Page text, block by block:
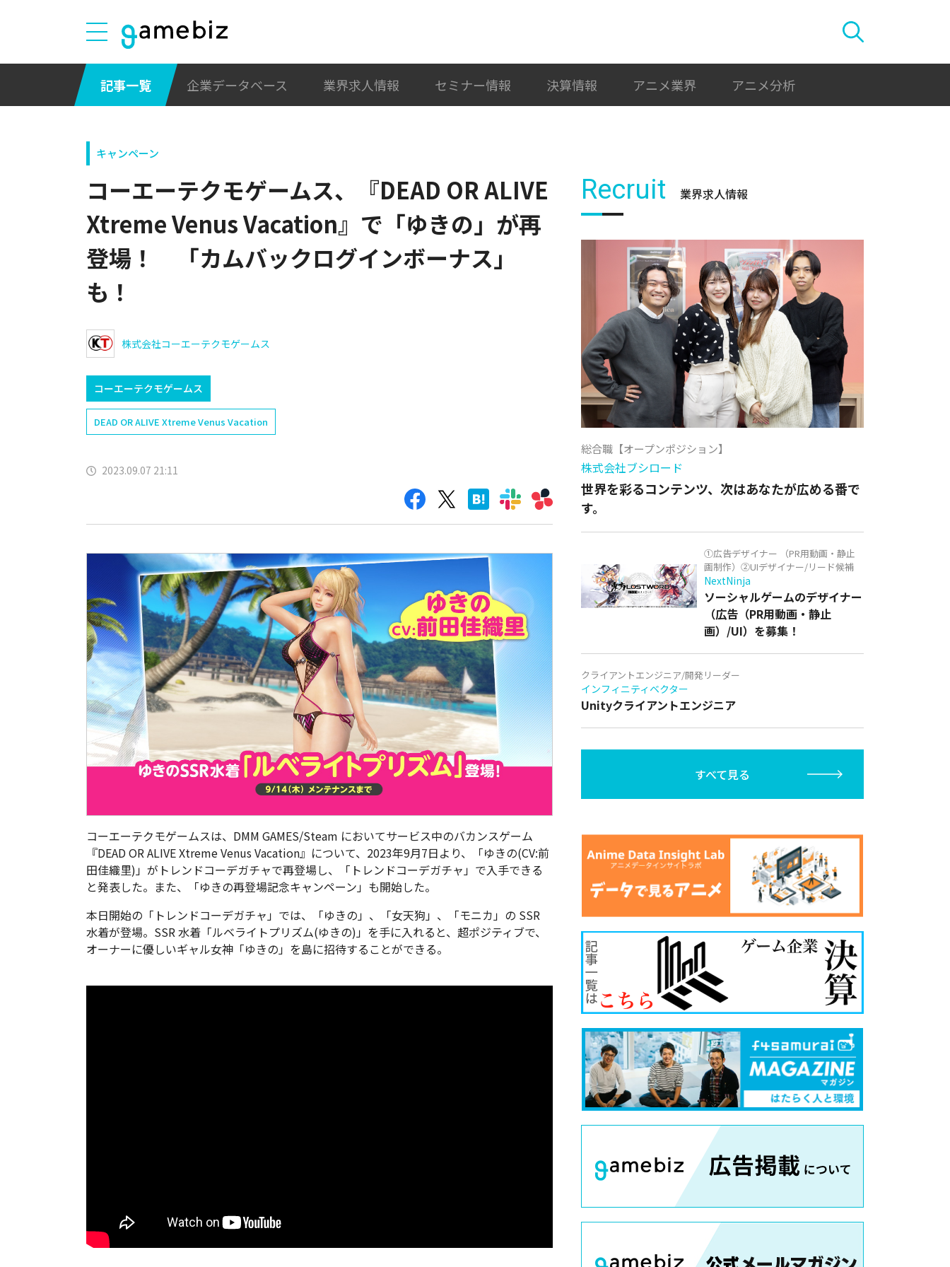
記事一覧 企業データベース 業界求人情報 セミナー情報 決算情報 アニメ業界 アニメ分析
キャンペーン
コーエーテクモゲームス、『DEAD OR ALIVE
Xtreme Venus Vacation』で「ゆきの」が再
登場！ 「カムバックログインボーナス」
も！
株式会社コーエーテクモゲームス
コーエーテクモゲームス
DEAD OR ALIVE Xtreme Venus Vacation
2023.09.07 21:11
コーエーテクモゲームスは、DMM GAMES/Steam においてサービス中のバカンスゲーム
『DEAD OR ALIVE Xtreme Venus Vacation』について、2023年9月7日より、「ゆきの(CV:前
田佳織里)」がトレンドコーデガチャで再登場し、「トレンドコーデガチャ」で入手できる
と発表した。また、「ゆきの再登場記念キャンペーン」も開始した。
本日開始の「トレンドコーデガチャ」では、「ゆきの」、「女天狗」、「モニカ」の SSR
水着が登場。SSR 水着「ルベライトプリズム(ゆきの)」を手に入れると、超ポジティブで、
オーナーに優しいギャル女神「ゆきの」を島に招待することができる。
Recruit 業界求人情報
総合職【オープンポジション】
株式会社ブシロード
世界を彩るコンテンツ、次はあなたが広める番で
す。
①広告デザイナー （PR用動画・静止
画制作）②UIデザイナー/リード候補
NextNinja
ソーシャルゲームのデザイナー
（広告（PR用動画・静止
画）/UI）を募集！
クライアントエンジニア/開発リーダー
インフィニティベクター
Unityクライアントエンジニア
すべて見る